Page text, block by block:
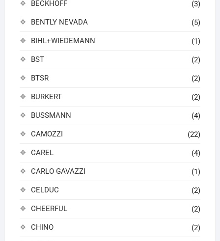
BECKHOFF (3)
BENTLY NEVADA (5)
BIHL+WIEDEMANN (1)
BST (2)
BTSR (2)
BURKERT (2)
BUSSMANN (4)
CAMOZZI (22)
CAREL (4)
CARLO GAVAZZI (1)
CELDUC (2)
CHEERFUL (2)
CHINO (2)